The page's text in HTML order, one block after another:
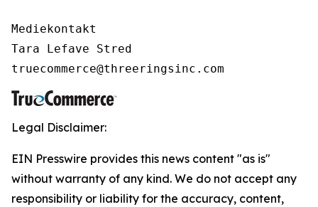
Mediekontakt
Tara Lefave Stred
truecommerce@threeringsinc.com
Legal Disclaimer:
EIN Presswire provides this news content "as is"
without warranty of any kind. We do not accept any
responsibility or liability for the accuracy, content,